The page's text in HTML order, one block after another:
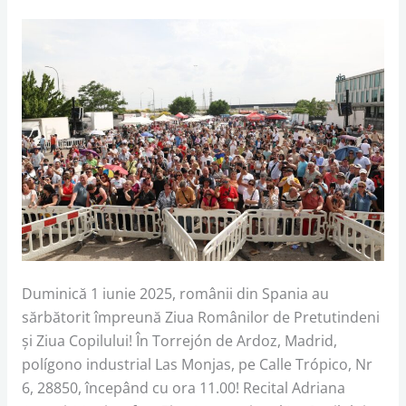
Duminică 1 iunie 2025, românii din Spania au
sărbătorit împreună Ziua Românilor de Pretutindeni
și Ziua Copilului! În Torrejón de Ardoz, Madrid,
polígono industrial Las Monjas, pe Calle Trópico, Nr
6, 28850, începând cu ora 11.00! Recital Adriana